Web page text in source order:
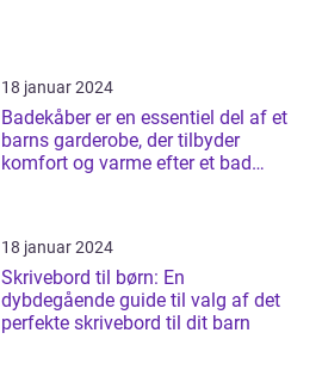
18 januar 2024
Badekåber er en essentiel del af et
barns garderobe, der tilbyder
komfort og varme efter et bad
18 januar 2024
Skrivebord til børn: En
dybdegående guide til valg af det
perfekte skrivebord til dit barn